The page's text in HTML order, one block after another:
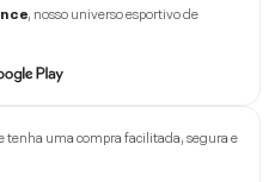
, nosso universo esportivo de
tenha uma compra facilitada, segura e